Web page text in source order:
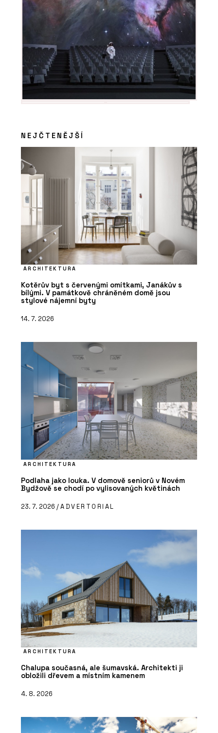
NEJČTENĚJŠÍ
ARCHITEKTURA
Kotěrův byt s červenými omítkami, Janákův s
bílými. V památkově chráněném domě jsou
stylové nájemní byty
14. 7. 2026
ARCHITEKTURA
Podlaha jako louka. V domově seniorů v Novém
Bydžově se chodí po vylisovaných květinách
23. 7. 2026 /ADVERTORIAL
ARCHITEKTURA
Chalupa současná, ale šumavská. Architekti ji
obložili dřevem a místním kamenem
4. 8. 2026